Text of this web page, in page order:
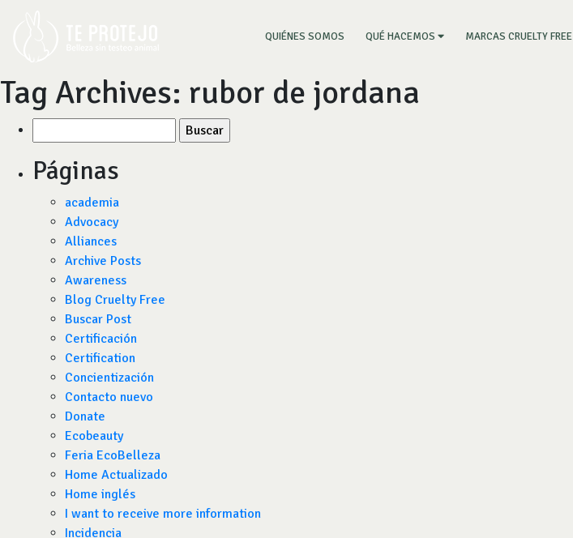
QUIÉNES SOMOS (CURRENT)
QUÉ HACEMOS MARCAS CRUELTY FREE
Tag Archives: rubor de jordana
por:
Páginas
academia
Advocacy
Alliances
Archive Posts
Awareness
Blog Cruelty Free
Buscar Post
Certificación
Certification
Concientización
Contacto nuevo
Donate
Ecobeauty
Feria EcoBelleza
Home Actualizado
Home inglés
I want to receive more information
Incidencia